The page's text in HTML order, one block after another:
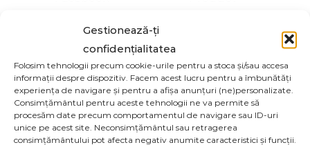
Gestionează-ți
confidențialitatea
Folosim tehnologii precum cookie-urile pentru a stoca și/sau accesa
informații despre dispozitiv. Facem acest lucru pentru a îmbunătăți
experiența de navigare și pentru a afișa anunțuri (ne)personalizate.
Consimțământul pentru aceste tehnologii ne va permite să
procesăm date precum comportamentul de navigare sau ID-uri
unice pe acest site. Neconsimțământul sau retragerea
consimțământului pot afecta negativ anumite caracteristici și funcții.
Pin This Product
Product
Produse similare